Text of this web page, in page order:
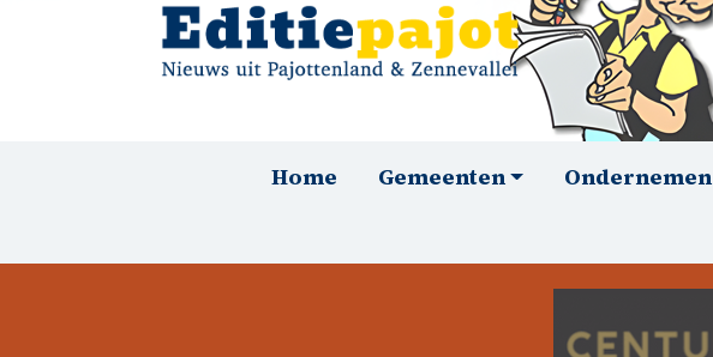
HoofdnavigatieHome Gemeenten Ondernemen